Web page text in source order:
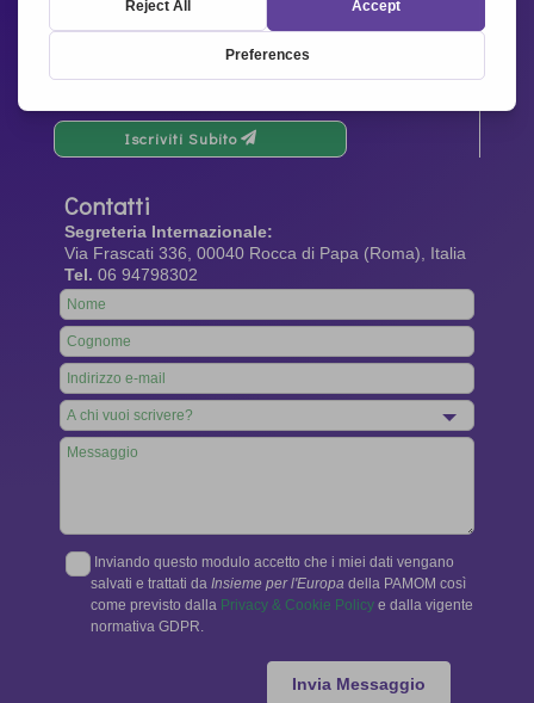
Newsletter
Rimani aggiornato di tutte le ultime notizie dalla
Iscriviti Subito
Contatti
Segreteria Internazionale:
Via Frascati 336, 00040 Rocca di Papa (Roma), Italia
Tel. 06 94798302
Leave
this
field
blank
Inviando questo modulo accetto che i miei dati vengano
salvati e trattati da Insieme per l'Europa della PAMOM così
come previsto dalla Privacy & Cookie Policy e dalla vigente
normativa GDPR.
Invia Messaggio